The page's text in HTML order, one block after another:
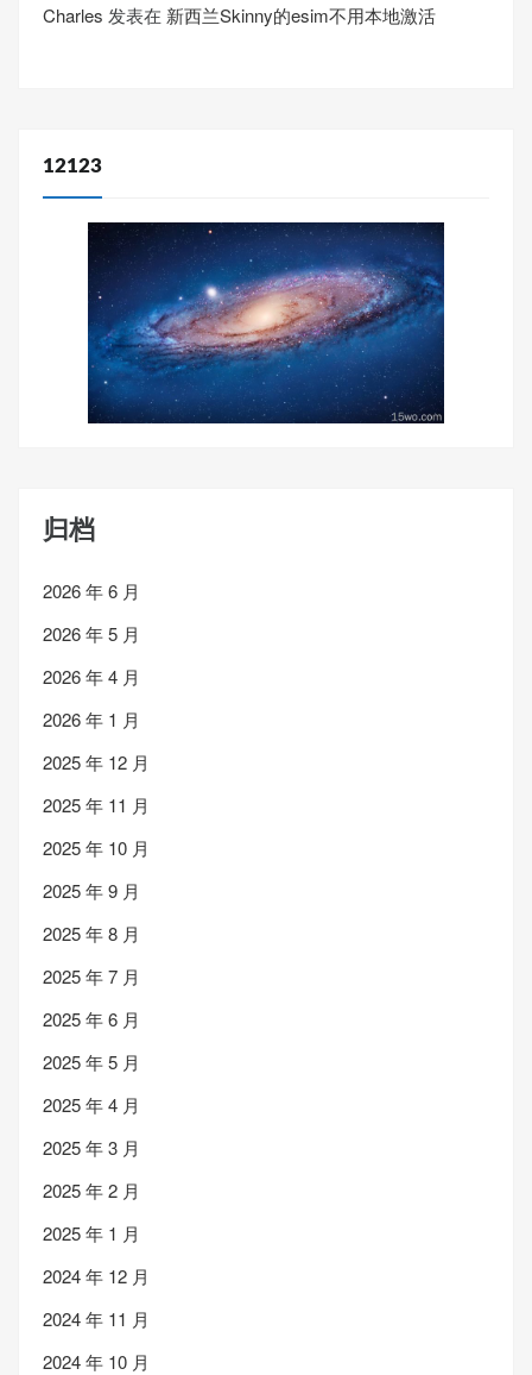
Charles 发表在 新西兰Skinny的esim不用本地激活
12123
归档
2026 年 6 月
2026 年 5 月
2026 年 4 月
2026 年 1 月
2025 年 12 月
2025 年 11 月
2025 年 10 月
2025 年 9 月
2025 年 8 月
2025 年 7 月
2025 年 6 月
2025 年 5 月
2025 年 4 月
2025 年 3 月
2025 年 2 月
2025 年 1 月
2024 年 12 月
2024 年 11 月
2024 年 10 月